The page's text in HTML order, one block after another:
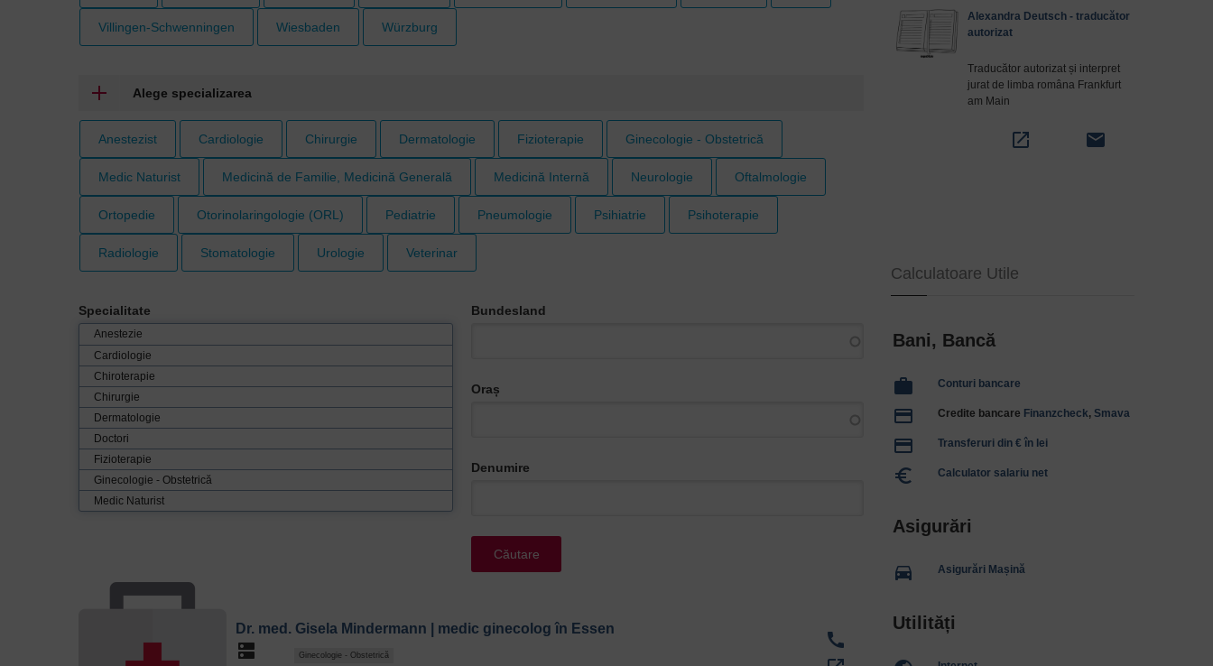
Villingen-Schwenningen Wiesbaden Würzburg
Alege specializarea
Anestezist Cardiologie Chirurgie Dermatologie Fizioterapie Ginecologie - Obstetrică
Medic Naturist Medicină de Familie, Medicină Generală Medicină Internă Neurologie Oftalmologie
Ortopedie Otorinolaringologie (ORL) Pediatrie Pneumologie Psihiatrie Psihoterapie
Radiologie Stomatologie Urologie Veterinar
Specialitate
Anestezie
Cardiologie
Chiroterapie
Chirurgie
Dermatologie
Doctori
Fizioterapie
Ginecologie - Obstetrică
Medic Naturist
Medicină Generală
Oftalmologie
Bundesland
Oraș
Denumire
Dr. med. Gisela Mindermann | medic ginecolog în Essen
dns Ginecologie - Obstetrică
call
Alexandra Deutsch - traducător
autorizat
Traducător autorizat și interpret
jurat de limba româna Frankfurt
am Main
open_in_new email
Calculatoare Utile
Bani, Bancă
work Conturi bancare
payment Credite bancare Finanzcheck, Smava
payment Transferuri din € în lei
euro_symbol Calculator salariu net
Asigurări
directions_car Asigurări Mașină
Utilități